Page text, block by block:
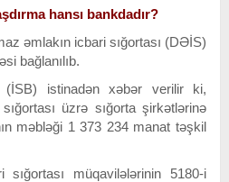
hansı bankdadır?
əmlakın icbari sığortası (DƏİS)
bağlanılıb.
(İSB) istinadən xəbər verilir ki,
üzrə sığorta şirkətlərinə
məbləği 1 373 234 manat təşkil
sığortası müqavilələrinin 5180-i